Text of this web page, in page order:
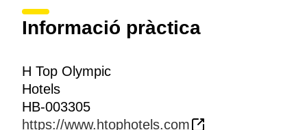
Informació pràctica
H Top Olympic
Hotels
HB-003305
https://www.htophotels.com